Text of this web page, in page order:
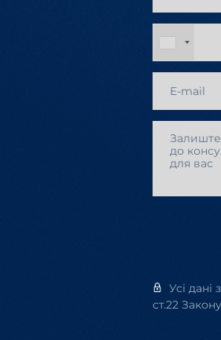
Усі дані
ст.22